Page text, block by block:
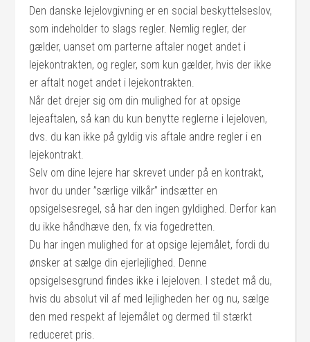
Den danske lejelovgivning er en social beskyttelseslov,
som indeholder to slags regler. Nemlig regler, der
gælder, uanset om parterne aftaler noget andet i
lejekontrakten, og regler, som kun gælder, hvis der ikke
er aftalt noget andet i lejekontrakten.
Når det drejer sig om din mulighed for at opsige
lejeaftalen, så kan du kun benytte reglerne i lejeloven,
dvs. du kan ikke på gyldig vis aftale andre regler i en
lejekontrakt.
Selv om dine lejere har skrevet under på en kontrakt,
hvor du under ”særlige vilkår” indsætter en
opsigelsesregel, så har den ingen gyldighed. Derfor kan
du ikke håndhæve den, fx via fogedretten.
Du har ingen mulighed for at opsige lejemålet, fordi du
ønsker at sælge din ejerlejlighed. Denne
opsigelsesgrund findes ikke i lejeloven. I stedet må du,
hvis du absolut vil af med lejligheden her og nu, sælge
den med respekt af lejemålet og dermed til stærkt
reduceret pris.